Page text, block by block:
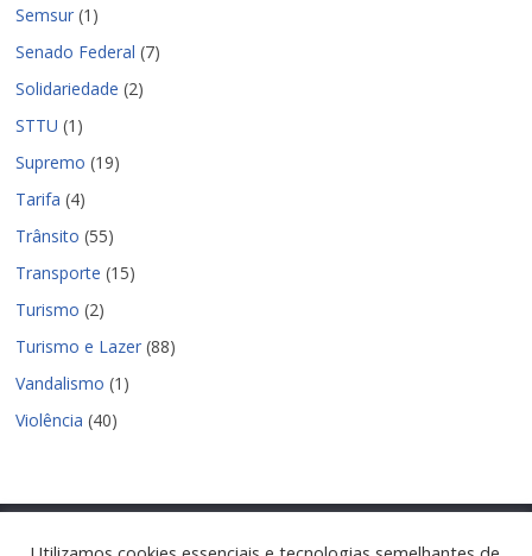
Semsur (1)
Senado Federal (7)
Solidariedade (2)
STTU (1)
Supremo (19)
Tarifa (4)
Trânsito (55)
Transporte (15)
Turismo (2)
Turismo e Lazer (88)
Vandalismo (1)
Violência (40)